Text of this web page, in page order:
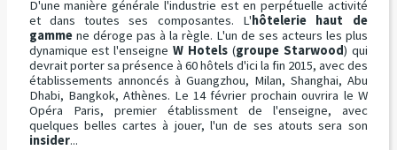
D'une manière générale l'industrie est en perpétuelle activité
et dans toutes ses composantes. L' hôtelerie haut de
gammene déroge pas à la règle. L'un de ses acteurs les plus
dynamique est l'enseigneW Hotels (groupe Starwood) qui
devrait porter sa présence à 60 hôtels d'ici la fin 2015, avec des
établissements annoncés à Guangzhou, Milan, Shanghai, Abu
Dhabi, Bangkok, Athènes. Le 14 février prochain ouvrira le W
Opéra Paris, premier établissment de l'enseigne, avec
quelques belles cartes à jouer, l'un de ses atouts sera son
insider...